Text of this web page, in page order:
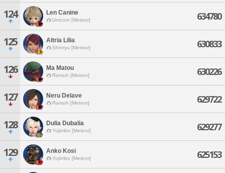
124 Len Canine
Unicorn [Meteor] 634780
125 Altria Lilia
Shinryu [Meteor] 630833
126 Ma Matou
Ramuh [Meteor] 630226
127 Neru Delave
Ramuh [Meteor] 629722
128 Dulia Dubalia
Yojimbo [Meteor] 629277
129 Anko Kosi
Yojimbo [Meteor] 625153